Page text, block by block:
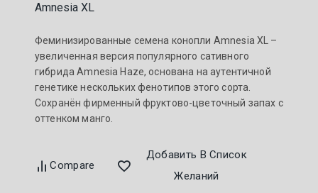
Amnesia XL
Феминизированные семена конопли Amnesia XL –
увеличенная версия популярного сативного
гибрида Amnesia Haze, основана на аутентичной
генетике нескольких фенотипов этого сорта.
Сохранён фирменный фруктово-цветочный запах с
оттенком манго.
Compare
Добавить В Список
Желаний